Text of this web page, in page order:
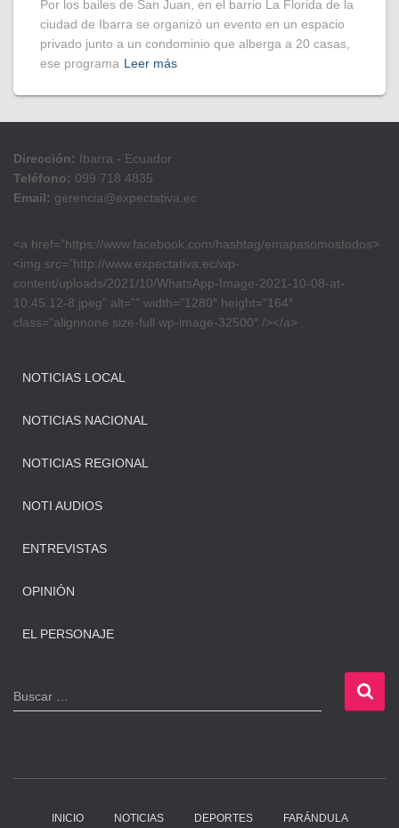
Por los bailes de San Juan, en el barrio La Florida de la
ciudad de Ibarra se organizó un evento en un espacio
privado junto a un condominio que alberga a 20 casas,
ese programa Leer más
Dirección: Ibarra - Ecuador
Teléfono: 099 718 4835
Email: gerencia@expectativa.ec
<a href=”https://www.facebook.com/hashtag/emapasomostodos>
<img src=”http://www.expectativa.ec/wp-
content/uploads/2021/10/WhatsApp-Image-2021-10-08-at-
10.45.12-8.jpeg” alt=”” width=”1280″ height=”164″
class=”alignnone size-full wp-image-32500″ /></a>
NOTICIAS LOCAL
NOTICIAS NACIONAL
NOTICIAS REGIONAL
NOTI AUDIOS
ENTREVISTAS
OPINIÓN
EL PERSONAJE
B
u
Buscar …
INICIO NOTICIAS DEPORTES FARÁNDULA